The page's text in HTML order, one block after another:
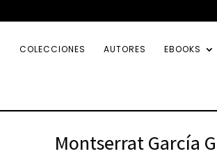
COLECCIONES AUTORES EBOOKS
Montserrat García